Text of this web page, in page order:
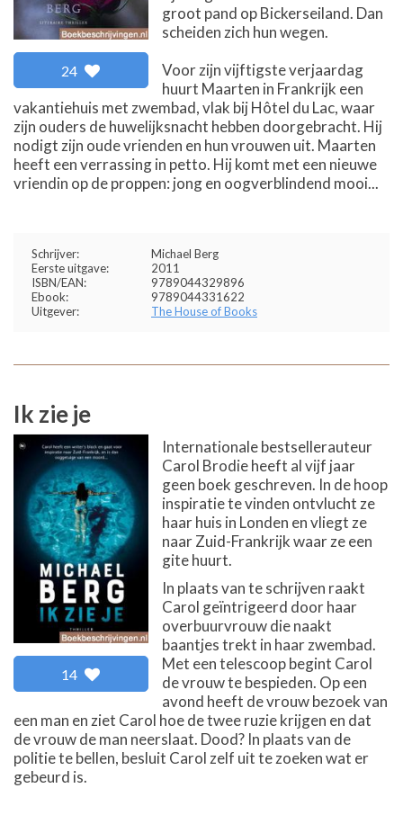
24
groot pand op Bickerseiland. Dan
scheiden zich hun wegen.
Voor zijn vijftigste verjaardag
huurt Maarten in Frankrijk een
vakantiehuis met zwembad, vlak bij Hôtel du Lac, waar
zijn ouders de huwelijksnacht hebben doorgebracht. Hij
nodigt zijn oude vrienden en hun vrouwen uit. Maarten
heeft een verrassing in petto. Hij komt met een nieuwe
vriendin op de proppen: jong en oogverblindend mooi...
Schrijver:
Michael Berg
Eerste uitgave:
2011
ISBN/EAN:
9789044329896
Ebook:
9789044331622
Uitgever:
The House of Books
Ik zie je
14
Internationale bestsellerauteur
Carol Brodie heeft al vijf jaar
geen boek geschreven. In de hoop
inspiratie te vinden ontvlucht ze
haar huis in Londen en vliegt ze
naar Zuid-Frankrijk waar ze een
gite huurt.
In plaats van te schrijven raakt
Carol geïntrigeerd door haar
overbuurvrouw die naakt
baantjes trekt in haar zwembad.
Met een telescoop begint Carol
de vrouw te bespieden. Op een
avond heeft de vrouw bezoek van
een man en ziet Carol hoe de twee ruzie krijgen en dat
de vrouw de man neerslaat. Dood? In plaats van de
politie te bellen, besluit Carol zelf uit te zoeken wat er
gebeurd is.